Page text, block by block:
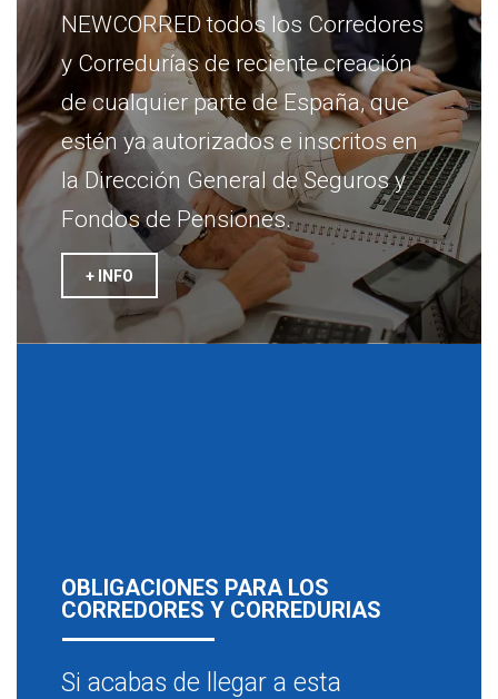
NEWCORRED todos los Corredores
y Corredurías de reciente creación
de cualquier parte de España, que
estén ya autorizados e inscritos en
la Dirección General de Seguros y
Fondos de Pensiones.
+ INFO
OBLIGACIONES PARA LOS
CORREDORES Y CORREDURIAS
Si acabas de llegar a esta